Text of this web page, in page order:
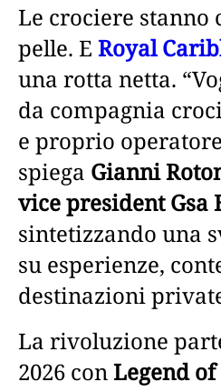
Le crociere stanno
pelle. E Royal
una rotta netta.
da compagnia
e proprio
spiega Gianni
vice president Gsa
sintetizzando una
su esperienze,
destinazioni
La rivoluzione
2026 conLegend of